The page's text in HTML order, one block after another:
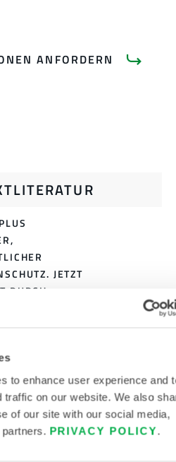
to enhance user experience and
traffic on our website. We also
of our site with our social media,
PRIVACY POLICY.
ANFORDERN
JETZT
DURCH
FÜR E